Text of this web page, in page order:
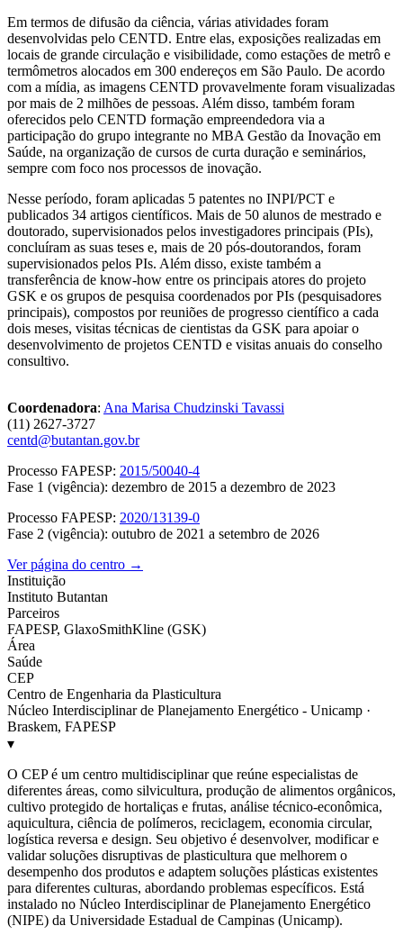
Em termos de difusão da ciência, várias atividades foram
desenvolvidas pelo CENTD. Entre elas, exposições realizadas em
locais de grande circulação e visibilidade, como estações de metrô e
termômetros alocados em 300 endereços em São Paulo. De acordo
com a mídia, as imagens CENTD provavelmente foram visualizadas
por mais de 2 milhões de pessoas. Além disso, também foram
oferecidos pelo CENTD formação empreendedora via a
participação do grupo integrante no MBA Gestão da Inovação em
Saúde, na organização de cursos de curta duração e seminários,
sempre com foco nos processos de inovação.
Nesse período, foram aplicadas 5 patentes no INPI/PCT e
publicados 34 artigos científicos. Mais de 50 alunos de mestrado e
doutorado, supervisionados pelos investigadores principais (PIs),
concluíram as suas teses e, mais de 20 pós-doutorandos, foram
supervisionados pelos PIs. Além disso, existe também a
transferência de know-how entre os principais atores do projeto
GSK e os grupos de pesquisa coordenados por PIs (pesquisadores
principais), compostos por reuniões de progresso científico a cada
dois meses, visitas técnicas de cientistas da GSK para apoiar o
desenvolvimento de projetos CENTD e visitas anuais do conselho
consultivo.
Coordenadora: Ana Marisa Chudzinski Tavassi
(11) 2627-3727
centd@butantan.gov.br
Processo FAPESP: 2015/50040-4
Fase 1 (vigência): dezembro de 2015 a dezembro de 2023
Processo FAPESP: 2020/13139-0
Fase 2 (vigência): outubro de 2021 a setembro de 2026
Ver página do centro →
Instituição
Instituto Butantan
Parceiros
FAPESP, GlaxoSmithKline (GSK)
Área
Saúde
CEP
Centro de Engenharia da Plasticultura
Núcleo Interdisciplinar de Planejamento Energético - Unicamp ·
Braskem, FAPESP
▾
O CEP é um centro multidisciplinar que reúne especialistas de
diferentes áreas, como silvicultura, produção de alimentos orgânicos,
cultivo protegido de hortaliças e frutas, análise técnico-econômica,
aquicultura, ciência de polímeros, reciclagem, economia circular,
logística reversa e design. Seu objetivo é desenvolver, modificar e
validar soluções disruptivas de plasticultura que melhorem o
desempenho dos produtos e adaptem soluções plásticas existentes
para diferentes culturas, abordando problemas específicos. Está
instalado no Núcleo Interdisciplinar de Planejamento Energético
(NIPE) da Universidade Estadual de Campinas (Unicamp).